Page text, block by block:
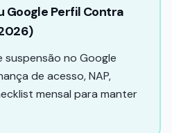
3C
Google Perfil Contra
suspensão no Google
de acesso, NAP,
mensal para manter